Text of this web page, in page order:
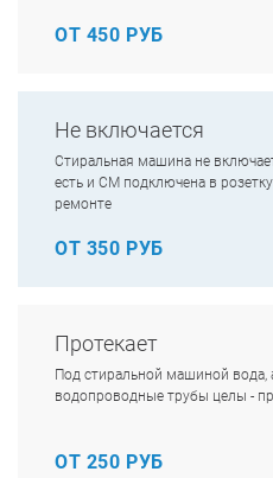
ОТ 450 РУБ
Не включается
Стиральная машина не
есть и СМ подключена в
ремонте
ОТ 350 РУБ
Протекает
Под стиральной машиной вода,
водопроводные трубы целы -
ОТ 250 РУБ